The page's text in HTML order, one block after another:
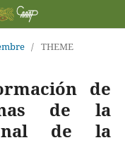
/ THEME
de
de la
de la